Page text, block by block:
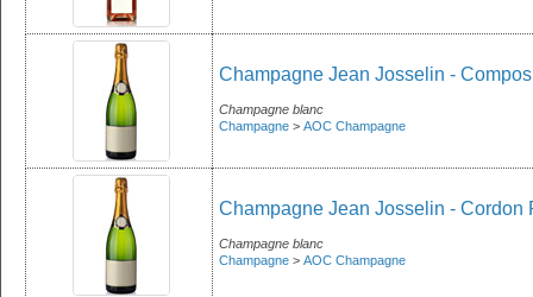
Champagne Jean Josselin -
Champagne blanc
Champagne > AOC Champagne
Champagne Jean Josselin - Cordon
Champagne blanc
Champagne > AOC Champagne